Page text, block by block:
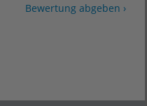
Bewertung abgeben ›